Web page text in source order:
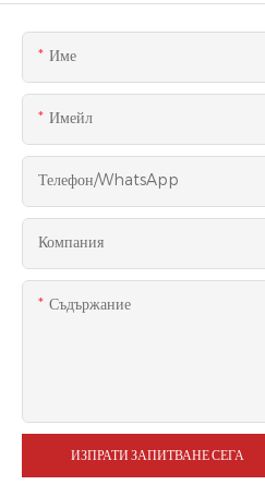
Име
Имейл
Телефон/WhatsApp
Компания
Съдържание
ИЗПРАТИ ЗАПИТВАНЕ СЕГА